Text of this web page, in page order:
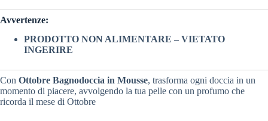
Avvertenze:
PRODOTTO NON ALIMENTARE – VIETATO
INGERIRE
Con Ottobre Bagnodoccia in Mousse, trasforma ogni doccia in un
momento di piacere, avvolgendo la tua pelle con un profumo che
ricorda il mese di Ottobre